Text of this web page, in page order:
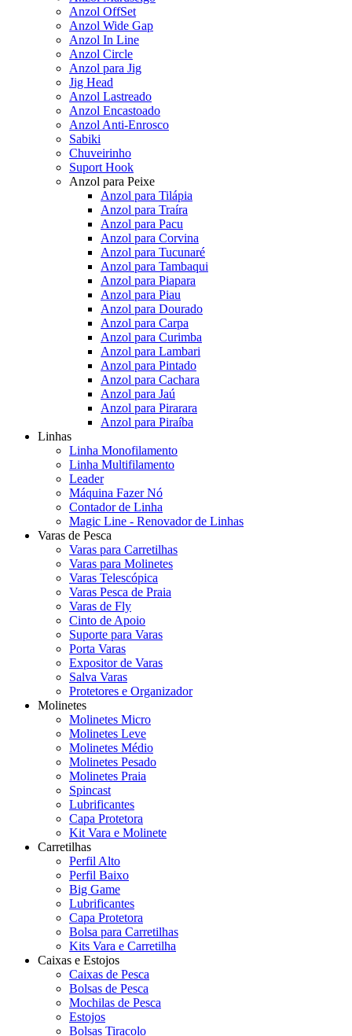
Anzol OffSet
Anzol Wide Gap
Anzol In Line
Anzol Circle
Anzol para Jig
Jig Head
Anzol Lastreado
Anzol Encastoado
Anzol Anti-Enrosco
Sabiki
Chuveirinho
Suport Hook
Anzol para Peixe
Anzol para Tilápia
Anzol para Traíra
Anzol para Pacu
Anzol para Corvina
Anzol para Tucunaré
Anzol para Tambaqui
Anzol para Piapara
Anzol para Piau
Anzol para Dourado
Anzol para Carpa
Anzol para Curimba
Anzol para Lambari
Anzol para Pintado
Anzol para Cachara
Anzol para Jaú
Anzol para Pirarara
Anzol para Piraíba
Linhas
Linha Monofilamento
Linha Multifilamento
Leader
Máquina Fazer Nó
Contador de Linha
Magic Line - Renovador de Linhas
Varas de Pesca
Varas para Carretilhas
Varas para Molinetes
Varas Telescópica
Varas Pesca de Praia
Varas de Fly
Cinto de Apoio
Suporte para Varas
Porta Varas
Expositor de Varas
Salva Varas
Protetores e Organizador
Molinetes
Molinetes Micro
Molinetes Leve
Molinetes Médio
Molinetes Pesado
Molinetes Praia
Spincast
Lubrificantes
Capa Protetora
Kit Vara e Molinete
Carretilhas
Perfil Alto
Perfil Baixo
Big Game
Lubrificantes
Capa Protetora
Bolsa para Carretilhas
Kits Vara e Carretilha
Caixas e Estojos
Caixas de Pesca
Bolsas de Pesca
Mochilas de Pesca
Estojos
Bolsas Tiracolo